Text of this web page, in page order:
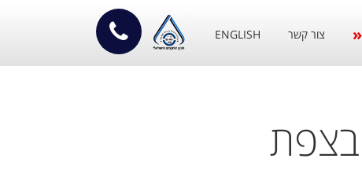
צור קשר ENGLISH
בצפת